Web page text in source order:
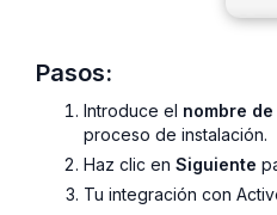
Pasos:
Introduce el nombre
proceso de instalación.
Haz clic en Siguiente
Tu integración con